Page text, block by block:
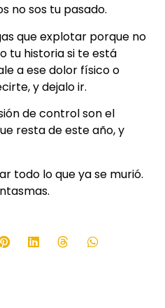
no sos tu pasado.
que explotar porque no
tu historia si te está
a ese dolor físico o
y dejalo ir.
de control son el
resta de este año, y
todo lo que ya se murió.